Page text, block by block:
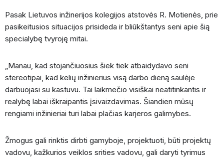
Pasak Lietuvos inžinerijos kolegijos atstovės R. Motienės, prie
pasikeitusios situacijos prisideda ir bliūkštantys seni apie šią
specialybę tvyroję mitai.
„Manau, kad stojančiuosius šiek tiek atbaidydavo seni
stereotipai, kad kelių inžinierius visą darbo dieną saulėje
darbuojasi su kastuvu. Tai laikmečio visiškai neatitinkantis ir
realybę labai iškraipantis įsivaizdavimas. Šiandien mūsų
rengiami inžinieriai turi labai plačias karjeros galimybes.
Žmogus gali rinktis dirbti gamyboje, projektuoti, būti projektų
vadovu, kažkurios veiklos srities vadovu, gali daryti tyrimus